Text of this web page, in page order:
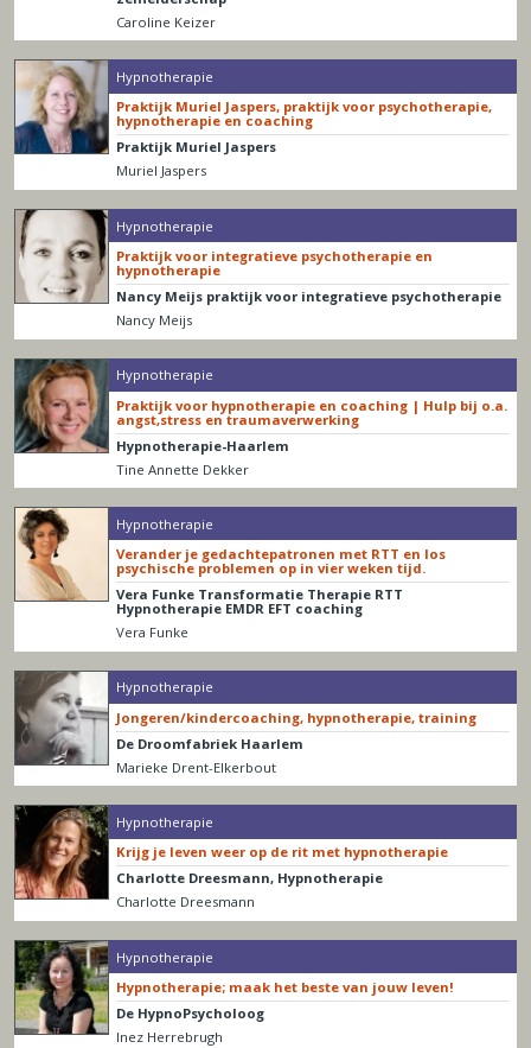
Caroline Keizer
Hypnotherapie
Praktijk Muriel Jaspers, praktijk voor psychotherapie,
hypnotherapie en coaching
Praktijk Muriel Jaspers
Muriel Jaspers
Hypnotherapie
Praktijk voor integratieve psychotherapie en
hypnotherapie
Nancy Meijs praktijk voor integratieve psychotherapie
Nancy Meijs
Hypnotherapie
Praktijk voor hypnotherapie en coaching | Hulp bij o.a.
angst,stress en traumaverwerking
Hypnotherapie-Haarlem
Tine Annette Dekker
Hypnotherapie
Verander je gedachtepatronen met RTT en los
psychische problemen op in vier weken tijd.
Vera Funke Transformatie Therapie RTT
Hypnotherapie EMDR EFT coaching
Vera Funke
Hypnotherapie
Jongeren/kindercoaching, hypnotherapie, training
De Droomfabriek Haarlem
Marieke Drent-Elkerbout
Hypnotherapie
Krijg je leven weer op de rit met hypnotherapie
Charlotte Dreesmann, Hypnotherapie
Charlotte Dreesmann
Hypnotherapie
Hypnotherapie; maak het beste van jouw leven!
De HypnoPsycholoog
Inez Herrebrugh